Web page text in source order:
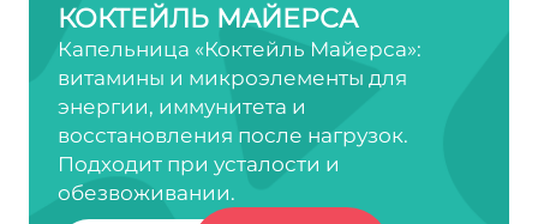
КОКТЕЙЛЬ МАЙЕРСА
Капельница «Коктейль Майерса»:
витамины и микроэлементы для
энергии, иммунитета и
восстановления после нагрузок.
Подходит при усталости и
обезвоживании.